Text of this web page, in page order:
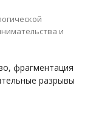
и
фрагментация
разрывы